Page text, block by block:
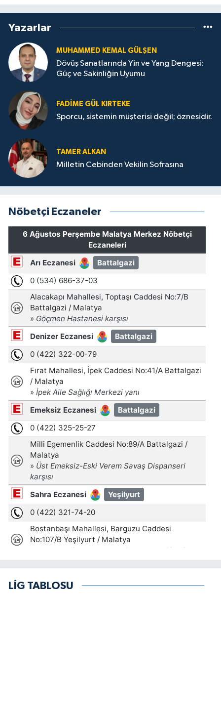
Yazarlar
MUHAMMED KEMAL GÜLŞEN
Dövüş Sanatlarında Yin ve Yang Dengesi:
Güç ve Sakinliğin Uyumu
FADIME GÜL KIRTEKE
Sporcu, sistemin müşterisi değil; öznesidir.
TAMER ALKAN
Milletin Cebinden Vekilin Sofrasına
Nöbetçi Eczaneler
LİG TABLOSU